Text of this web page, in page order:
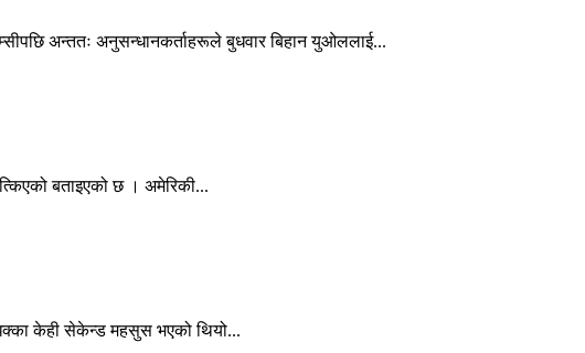
अन्ततः अनुसन्धानकर्ताहरूले बुधवार बिहान युओललाई...
बताइएको छ । अमेरिकी...
केही सेकेन्ड महसुस भएको थियो...